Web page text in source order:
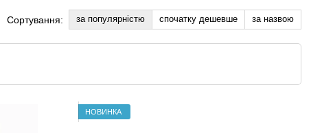
Сортування: за популярністю спочатку дешевше за назвою
НОВИНКА